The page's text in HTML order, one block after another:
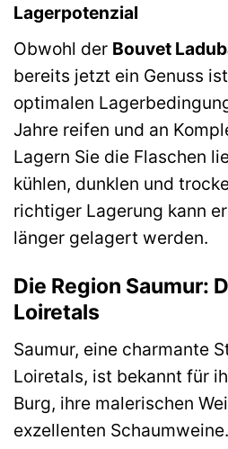
Lagerpotenzial
Obwohl der Bouvet
bereits jetzt ein Genuss
optimalen
Jahre reifen und an
Lagern Sie die Flaschen
kühlen, dunklen und
richtiger Lagerung kann
länger gelagert werden.
Die Region Saumur:
Loiretals
Saumur, eine charmante
Loiretals, ist bekannt für
Burg, ihre malerischen
exzellenten